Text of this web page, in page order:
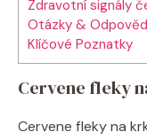
Zdravotní signály
Otázky &
Klíčové Poznatky
Cervene fleky
Cervene fleky na